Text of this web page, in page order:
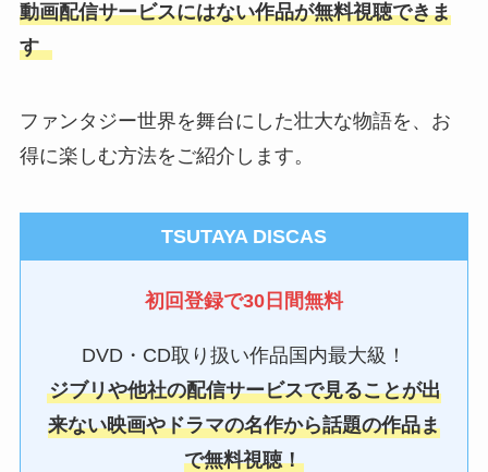
動画配信サービスにはない作品が無料視聴できま
す
ファンタジー世界を舞台にした壮大な物語を、お
得に楽しむ方法をご紹介します。
TSUTAYA DISCAS
初回登録で30日間無料
DVD・CD取り扱い作品国内最大級！
ジブリや他社の配信サービスで見ることが出
来ない映画やドラマの名作から話題の作品ま
で無料視聴！